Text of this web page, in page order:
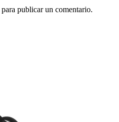
para publicar un comentario.